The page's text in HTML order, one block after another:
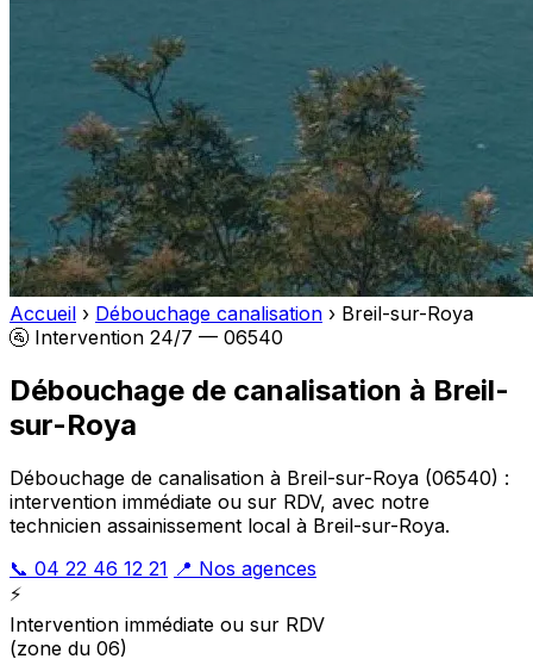
Accueil › Débouchage canalisation › Breil-sur-Roya
🚰 Intervention 24/7 — 06540
Débouchage de canalisation à Breil-
sur-Roya
Débouchage de canalisation à Breil-sur-Roya (06540) :
intervention immédiate ou sur RDV, avec notre
technicien assainissement local à Breil-sur-Roya.
📞 04 22 46 12 21 📍 Nos agences
⚡
Intervention immédiate ou sur RDV
(zone du 06)